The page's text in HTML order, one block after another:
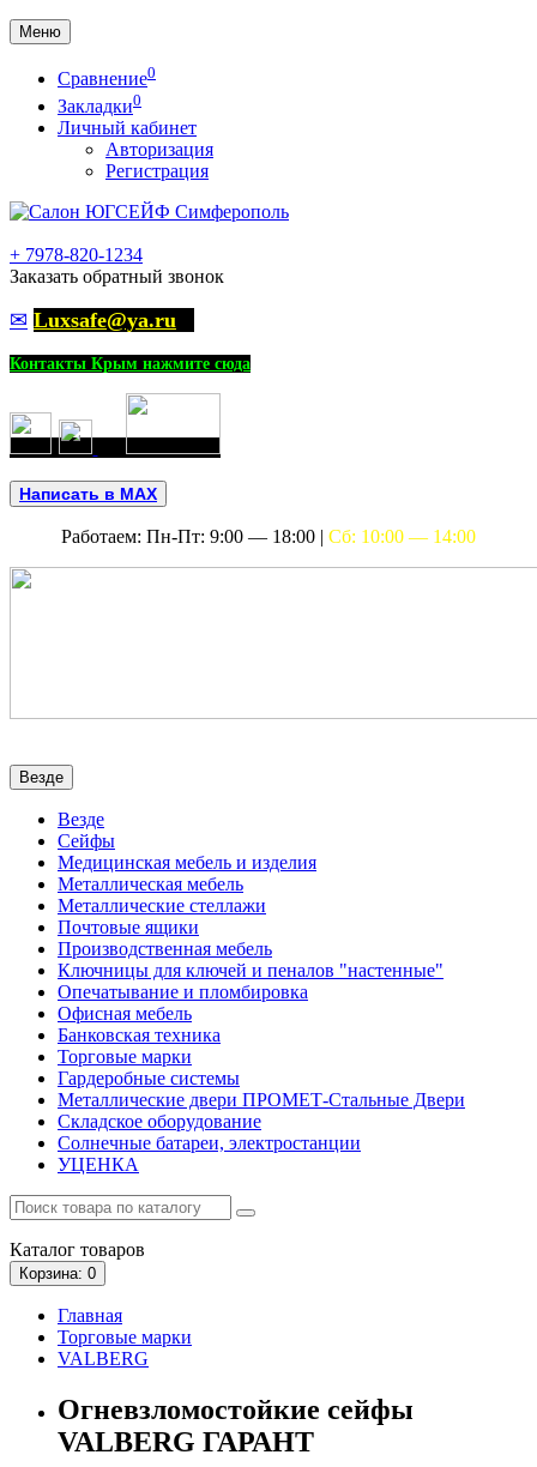
Меню
Сравнение0
Закладки0
Личный кабинет
Авторизация
Регистрация
+ 7978-820-1234
Заказать обратный звонок
✉ Luxsafe@ya.ru
Контакты Крым нажмите сюда
Написать в MAX
Работаем: Пн-Пт: 9:00 — 18:00 | Сб: 10:00 — 14:00
Везде
Везде
Сейфы
Медицинская мебель и изделия
Металлическая мебель
Металлические стеллажи
Почтовые ящики
Производственная мебель
Ключницы для ключей и пеналов "настенные"
Опечатывание и пломбировка
Офисная мебель
Банковская техника
Торговые марки
Гардеробные системы
Металлические двери ПРОМЕТ-Стальные Двери
Складское оборудование
Солнечные батареи, электростанции
УЦЕНКА
Каталог товаров
Корзина: 0
Главная
Торговые марки
VALBERG
Огневзломостойкие сейфы
VALBERG ГАРАНТ